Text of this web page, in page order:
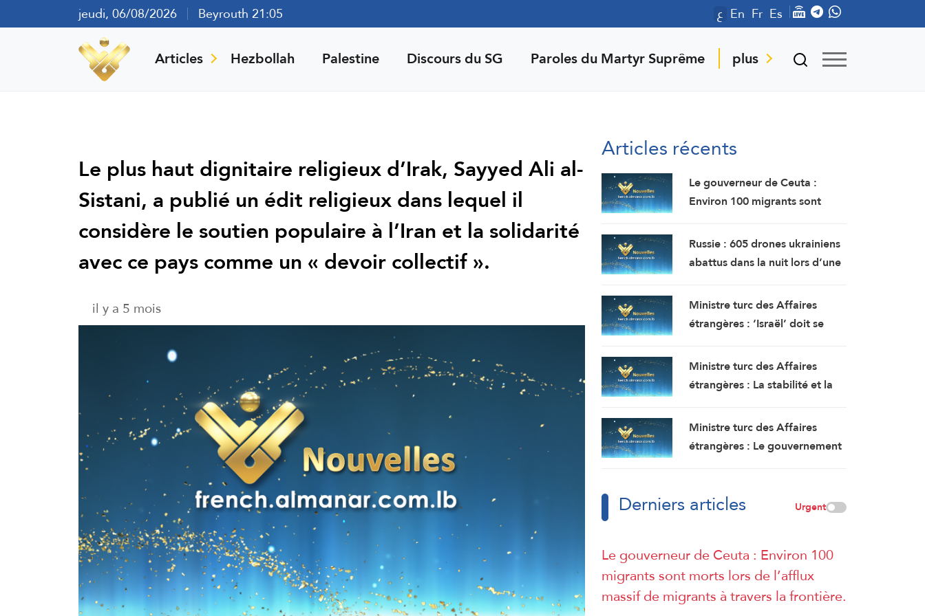
jeudi, 06/08/2026 Beyrouth 21:05 ع En Fr Es
Articles Hezbollah Palestine Discours du SG Paroles du Martyr Suprême plus
Le plus haut dignitaire religieux d’Irak, Sayyed Ali al-
Sistani, a publié un édit religieux dans lequel il
considère le soutien populaire à l’Iran et la solidarité
avec ce pays comme un « devoir collectif ».
il y a 5 mois
Articles récents
Le gouverneur de Ceuta :
Environ 100 migrants sont
migrants à travers la frontière.
Russie : 605 drones ukrainiens
abattus dans la nuit lors d’une
au nord de Moscou
Ministre turc des Affaires
étrangères : ‘Israël’ doit se
mais elle continue de faire
obstacle à la mise en œuvre du
plan de paix
Ministre turc des Affaires
étrangères : La stabilité et la
au Liban, où les politiques
expansionnistes d’Israël ont
entraîné la mort et le
personnes
Ministre turc des Affaires
étrangères : Le gouvernement
AlQods
Derniers articles Urgent
Le gouverneur de Ceuta : Environ 100
migrants sont morts lors de l’afflux
massif de migrants à travers la frontière.